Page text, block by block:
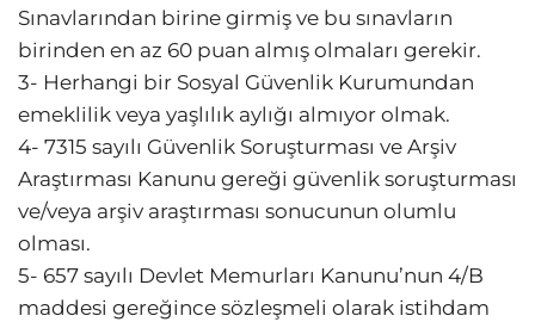
Sınavlarından birine girmiş ve bu sınavların
birinden en az 60 puan almış olmaları gerekir.
3- Herhangi bir Sosyal Güvenlik Kurumundan
emeklilik veya yaşlılık aylığı almıyor olmak.
4- 7315 sayılı Güvenlik Soruşturması ve Arşiv
Araştırması Kanunu gereği güvenlik soruşturması
ve/veya arşiv araştırması sonucunun olumlu
olması.
5- 657 sayılı Devlet Memurları Kanunu’nun 4/B
maddesi gereğince sözleşmeli olarak istihdam